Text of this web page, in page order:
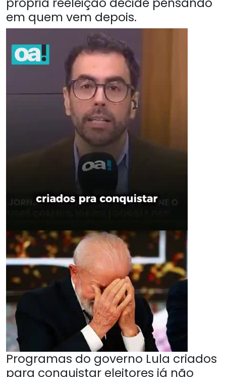
em quem vem depois.
Programas do governo Lula criados
para conquistar eleitores já não